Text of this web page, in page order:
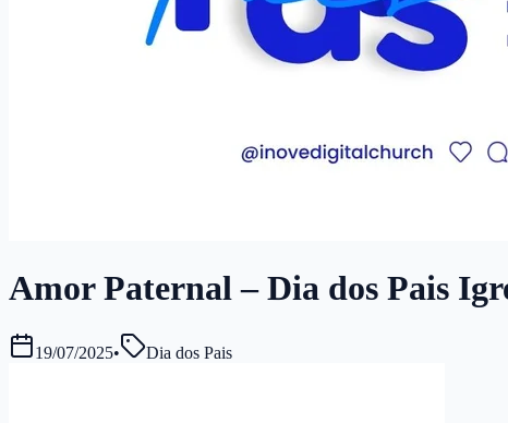
Amor Paternal – Dia dos Pais
19/07/2025• Dia dos Pais